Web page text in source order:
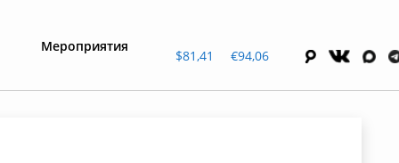
Мероприятия
$81,41 €94,06